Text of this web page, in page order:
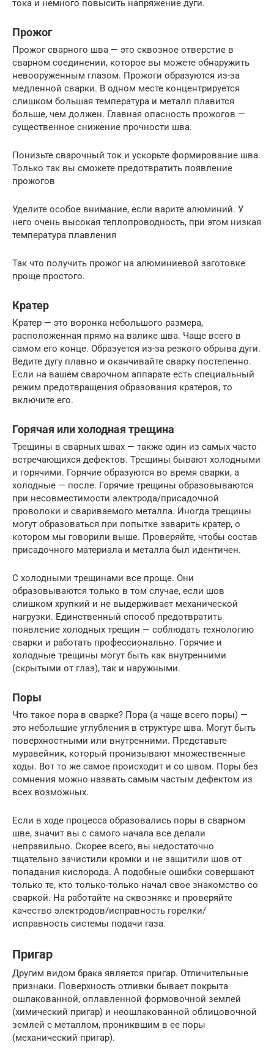
тока и немного повысить напряжение дуги.
Прожог
Прожог сварного шва — это сквозное отверстие в
сварном соединении, которое вы можете обнаружить
невооруженным глазом. Прожоги образуются из-за
медленной сварки. В одном месте концентрируется
слишком большая температура и металл плавится
больше, чем должен. Главная опасность прожогов —
существенное снижение прочности шва.
Понизьте сварочный ток и ускорьте формирование шва.
Только так вы сможете предотвратить появление
прожогов
Уделите особое внимание, если варите алюминий. У
него очень высокая теплопроводность, при этом низкая
температура плавления
Так что получить прожог на алюминиевой заготовке
проще простого.
Кратер
Кратер — это воронка небольшого размера,
расположенная прямо на валике шва. Чаще всего в
самом его конце. Образуется из-за резкого обрыва дуги.
Ведите дугу плавно и оканчивайте сварку постепенно.
Если на вашем сварочном аппарате есть специальный
режим предотвращения образования кратеров, то
включите его.
Горячая или холодная трещина
Трещины в сварных швах — также один из самых часто
встречающихся дефектов. Трещины бывают холодными
и горячими. Горячие образуются во время сварки, а
холодные — после. Горячие трещины образовываются
при несовместимости электрода/присадочной
проволоки и свариваемого металла. Иногда трещины
могут образоваться при попытке заварить кратер, о
котором мы говорили выше. Проверяйте, чтобы состав
присадочного материала и металла был идентичен.
С холодными трещинами все проще. Они
образовываются только в том случае, если шов
слишком хрупкий и не выдерживает механической
нагрузки. Единственный способ предотвратить
появление холодных трещин — соблюдать технологию
сварки и работать профессионально. Горячие и
холодные трещины могут быть как внутренними
(скрытыми от глаз), так и наружными.
Поры
Что такое пора в сварке? Пора (а чаще всего поры) —
это небольшие углубления в структуре шва. Могут быть
поверхностными или внутренними. Представьте
муравейник, который пронизывают множественные
ходы. Вот то же самое происходит и со швом. Поры без
сомнения можно назвать самым частым дефектом из
всех возможных.
Если в ходе процесса образовались поры в сварном
шве, значит вы с самого начала все делали
неправильно. Скорее всего, вы недостаточно
тщательно зачистили кромки и не защитили шов от
попадания кислорода. А подобные ошибки совершают
только те, кто только-только начал свое знакомство со
сваркой. На работайте на сквозняке и проверяйте
качество электродов/исправность горелки/
исправность системы подачи газа.
Пригар
Другим видом брака является пригар. Отличительные
признаки. Поверхность отливки бывает покрыта
ошлакованной, оплавленной формовочной землей
(химический пригар) и неошлакованной облицовочной
землей с металлом, прониквшим в ее поры
(механический пригар).